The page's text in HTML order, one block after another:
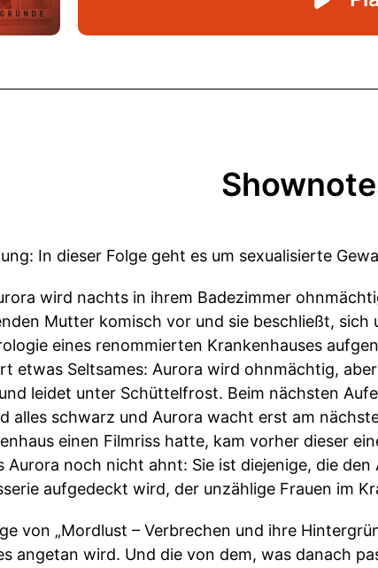
In dieser Folge geht es um sexualisierte
wird nachts in ihrem Badezimmer
Mutter komisch vor und sie beschließt, sich
eines renommierten Krankenhauses
etwas Seltsames: Aurora wird ohnmächtig,
leidet unter Schüttelfrost. Beim nächsten
alles schwarz und Aurora wacht erst am
einen Filmriss hatte, kam vorher dieser
Aurora noch nicht ahnt: Sie ist diejenige, die
aufgedeckt wird, der unzählige Frauen im
von „Mordlust – Verbrechen und ihre
angetan wird. Und die von dem, was danach